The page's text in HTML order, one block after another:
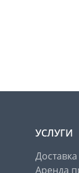
УСЛУГИ
Доставка
Аренда